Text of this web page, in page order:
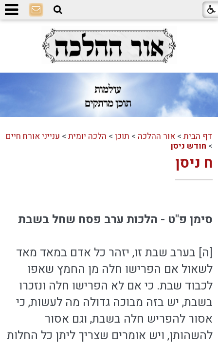
דף הבית >אור ההלכה > תוכן > הלכה יומית > ענייני אורח חיים
> חודש ניסן
ח ניסן
סימן פ"ט - הלכות ערב פסח שחל בשבת
[ה] בערב שבת זו, יזהר כל אדם במאד מאד
לשאול אם הפרישו חלה מן החמץ שאפו
לכבוד שבת. כי אם לא הפרישו חלה ונזכרו
בשבת, יש בזה מבוכה גדולה מה לעשות, כי
אסור להפריש חלה בשבת, וגם אסור
להשהותן, ויש אומרים שצריך ליתן כל החלות